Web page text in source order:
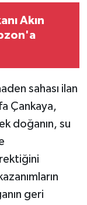
Akın
sahası ilan
Çankaya,
doğanın, su
geri